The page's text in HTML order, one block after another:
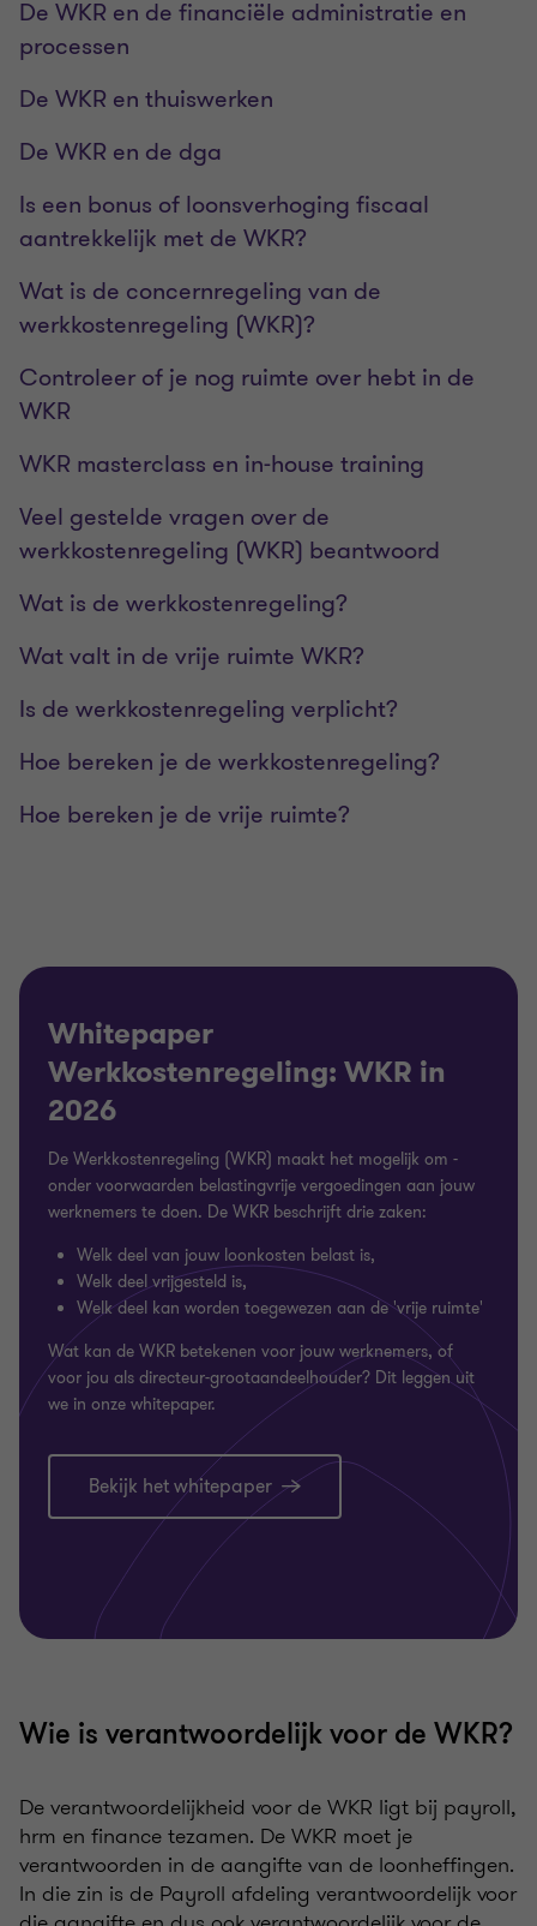
De WKR en de financiële administratie en
processen
De WKR en thuiswerken
De WKR en de dga
Is een bonus of loonsverhoging fiscaal
aantrekkelijk met de WKR?
Wat is de concernregeling van de
werkkostenregeling (WKR)?
Controleer of je nog ruimte over hebt in de
WKR
WKR masterclass en in-house training
Veel gestelde vragen over de
werkkostenregeling (WKR) beantwoord
Wat is de werkkostenregeling?
Wat valt in de vrije ruimte WKR?
Is de werkkostenregeling verplicht?
Hoe bereken je de werkkostenregeling?
Hoe bereken je de vrije ruimte?
Whitepaper
Werkkostenregeling: WKR in
2026
De Werkkostenregeling (WKR) maakt het mogelijk om -
onder voorwaarden belastingvrije vergoedingen aan jouw
werknemers te doen. De WKR beschrijft drie zaken:
Welk deel van jouw loonkosten belast is,
Welk deel vrijgesteld is,
Welk deel kan worden toegewezen aan de 'vrije ruimte'
Wat kan de WKR betekenen voor jouw werknemers, of
voor jou als directeur-grootaandeelhouder? Dit leggen uit
we in onze whitepaper.
Bekijk het whitepaper
Wie is verantwoordelijk voor de WKR?
De verantwoordelijkheid voor de WKR ligt bij payroll,
hrm en finance tezamen. De WKR moet je
verantwoorden in de aangifte van de loonheffingen.
In die zin is de Payroll afdeling verantwoordelijk voor